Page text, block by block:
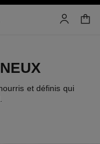
mon
panier
et définis qui